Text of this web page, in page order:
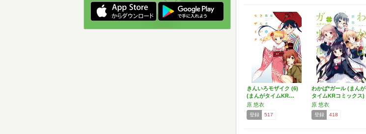
きんいろモザイク (6)
(まんがタイムKR…
原 悠衣
登録 517
わかば*ガール (まんが
タイムKRコミックス)
原 悠衣
登録 418